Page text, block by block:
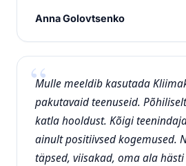
Anna Golovtsenko
Mulle meeldib kasutada
pakutavaid teenuseid.
katla hooldust. Kõigi
ainult positiivsed kogemused.
täpsed, viisakad, oma ala